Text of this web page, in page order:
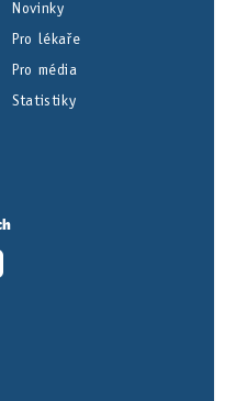
Novinky
Pro lékaře
Pro média
Statistiky